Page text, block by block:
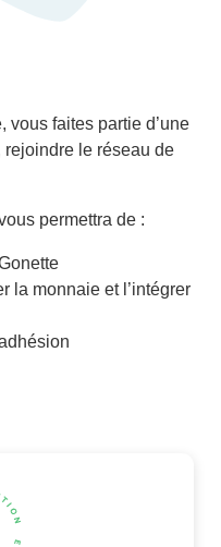
vous faites partie d’une
le réseau de
permettra de :
la monnaie et l’intégrer